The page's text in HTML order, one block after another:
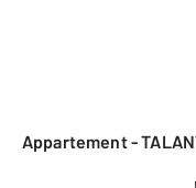
Appartement -